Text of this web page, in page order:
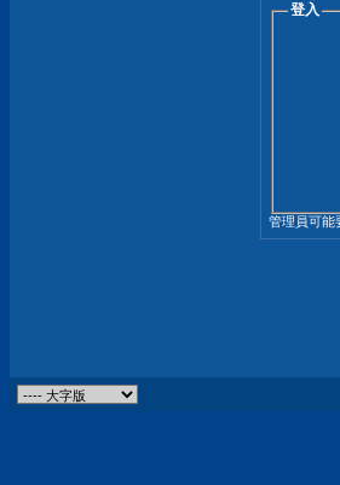
登入
管理員可能